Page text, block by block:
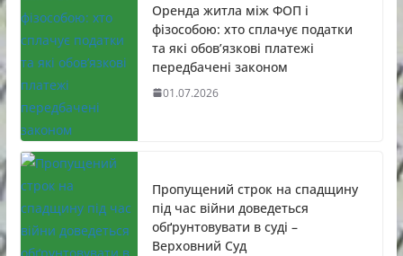
Оренда житла між ФОП і
фізособою: хто сплачує податки
та які обов’язкові платежі
передбачені законом
01.07.2026
Пропущений строк на спадщину
під час війни доведеться
обґрунтовувати в суді –
Верховний Суд